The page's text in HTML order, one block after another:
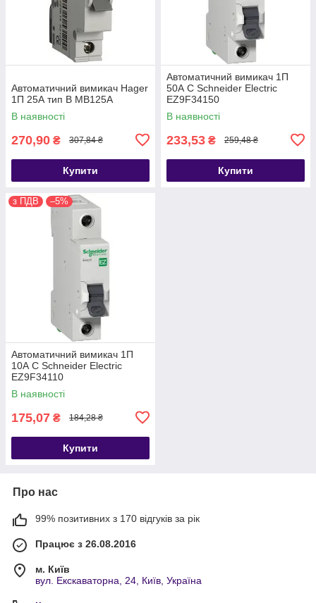
Автоматичний вимикач Hager
1П 25А тип В MB125A
В наявності
270,90 ₴ 307,84 ₴
Купити
Автоматичний вимикач 1П
50А С Schneider Electric
EZ9F34150
В наявності
233,53 ₴ 259,48 ₴
Купити
з ПДВ –5%
Автоматичний вимикач 1П
10А С Schneider Electric
EZ9F34110
В наявності
175,07 ₴ 184,28 ₴
Купити
Про нас
99% позитивних з 170 відгуків за рік
Працює з 26.08.2016
м. Київ
вул. Екскаваторна, 24, Київ, Україна